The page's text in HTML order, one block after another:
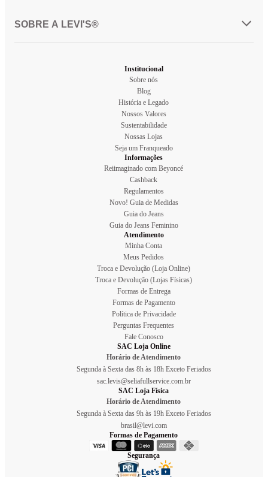
SOBRE A LEVI'S®
Institucional
Sobre nós
Blog
História e Legado
Nossos Valores
Sustentabilidade
Nossas Lojas
Seja um Franqueado
Informações
Reiimaginado com Beyoncé
Cashback
Regulamentos
Novo! Guia de Medidas
Guia do Jeans
Guia do Jeans Feminino
Atendimento
Minha Conta
Meus Pedidos
Troca e Devolução (Loja Online)
Troca e Devolução (Lojas Físicas)
Formas de Entrega
Formas de Pagamento
Política de Privacidade
Perguntas Frequentes
Fale Conosco
SAC Loja Online
Horário de Atendimento
Segunda à Sexta das 8h às 18h Exceto Feriados
sac.levis@seliafullservice.com.br
SAC Loja Física
Horário de Atendimento
Segunda à Sexta das 9h às 19h Exceto Feriados
brasil@levi.com
Formas de Pagamento
Segurança